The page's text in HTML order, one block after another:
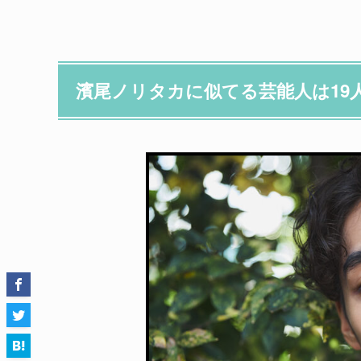
濱尾ノリタカに似てる芸能人は19